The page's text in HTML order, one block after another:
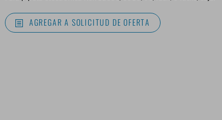
AGREGAR A SOLICITUD DE OFERTA